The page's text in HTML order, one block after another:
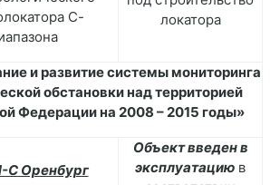
С-
локатора
и развитие системы мониторинга
обстановки над территорией
Федерации на 2008 –2015 годы»
Оренбург
Объект введен в
эксплуатацию в